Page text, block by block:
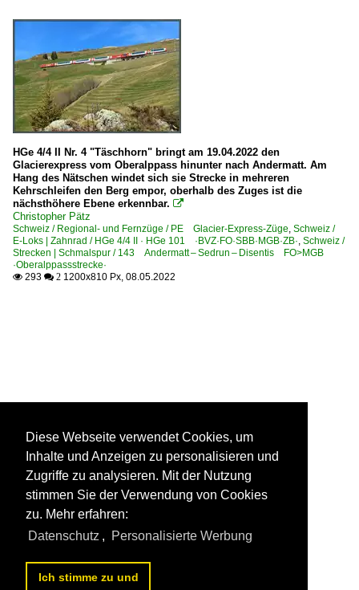
HGe 4/4 II Nr. 4 "Täschhorn" bringt am 19.04.2022 den
Glacierexpress vom Oberalppass hinunter nach Andermatt. Am
Hang des Nätschen windet sich sie Strecke in mehreren
Kehrschleifen den Berg empor, oberhalb des Zuges ist die
nächsthöhere Ebene erkennbar. 
Christopher Pätz
Schweiz / Regional- und Fernzüge / PE Glacier-Express-Züge, Schweiz /
E-Loks | Zahnrad / HGe 4/4 II · HGe 101 ·BVZ·FO·SBB·MGB·ZB·, Schweiz /
Strecken | Schmalspur / 143 Andermatt – Sedrun – Disentis FO>MGB
·Oberalppassstrecke·
 293  2 1200x810 Px, 08.05.2022
Diese Webseite verwendet Cookies, um
Inhalte und Anzeigen zu personalisieren und
Zugriffe zu analysieren. Mit der Nutzung
stimmen Sie der Verwendung von Cookies
zu. Mehr erfahren:
Datenschutz , Personalisierte Werbung
Ich stimme zu und